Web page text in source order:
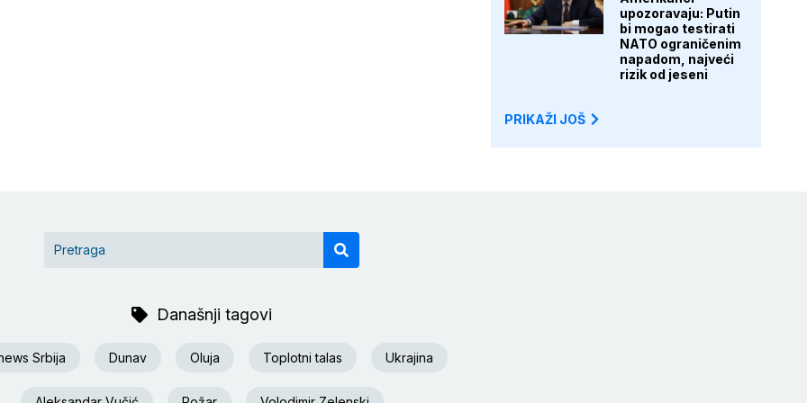
upozoravaju: Putin
bi mogao testirati
NATO ograničenim
napadom, najveći
rizik od jeseni
PRIKAŽI JOŠ
Današnji tagovi
Srbija Dunav Oluja Toplotni talas Ukrajina